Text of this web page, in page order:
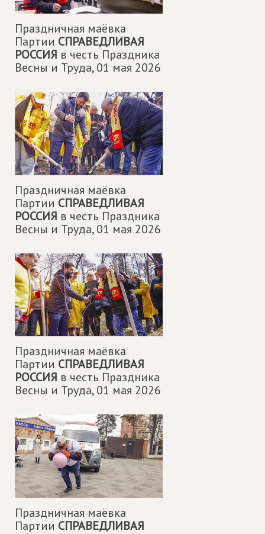
Праздничная маëвка
Партии СПРАВЕДЛИВАЯ
РОССИЯ в честь Праздника
Весны и Труда,01 мая 2026
Праздничная маëвка
Партии СПРАВЕДЛИВАЯ
РОССИЯ в честь Праздника
Весны и Труда,01 мая 2026
Праздничная маëвка
Партии СПРАВЕДЛИВАЯ
РОССИЯ в честь Праздника
Весны и Труда,01 мая 2026
Праздничная маëвка
Партии СПРАВЕДЛИВАЯ